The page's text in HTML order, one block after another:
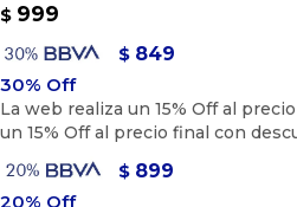
$ 999
$ 849
$ 899